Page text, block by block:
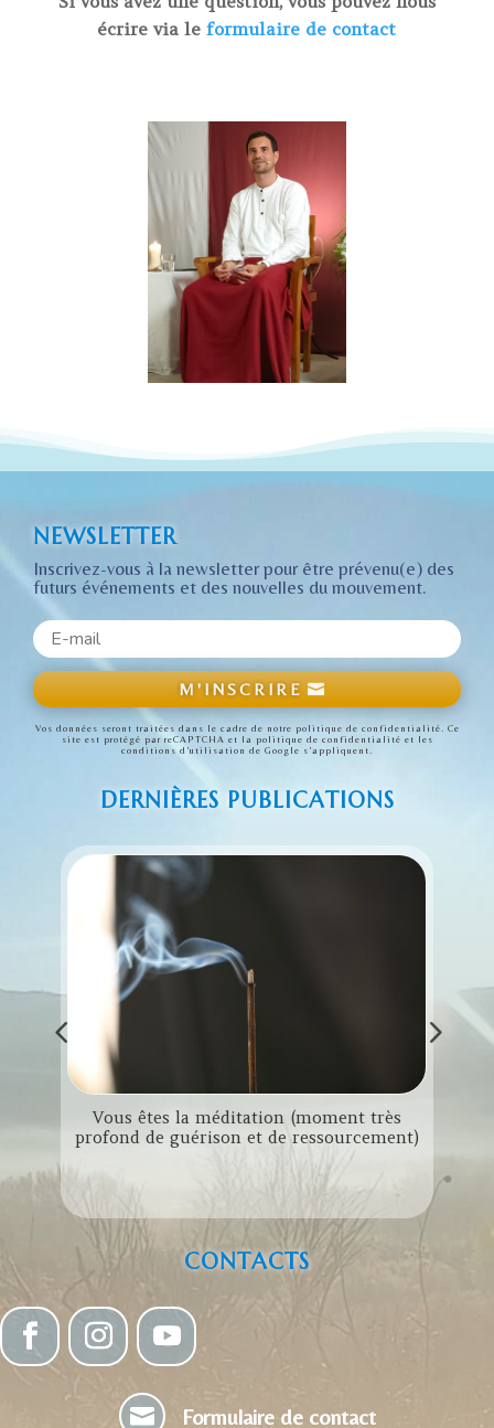
écrire via leformulaire de contact
NEWSLETTER
Inscrivez-vous à la newsletter pour être prévenu(e) des
futurs événements et des nouvelles du mouvement.
M'INSCRIRE
Vos données seront traitées dans le cadre de notre politique de confidentialité. Ce
site est protégé par reCAPTCHA et la politique de confidentialité et les
conditions d’utilisation de Google s’appliquent.
DERNIÈRES PUBLICATIONS
Vous êtes la méditation (moment très
profond de guérison et de ressourcement)
CONTACTS
 Formulaire de contact